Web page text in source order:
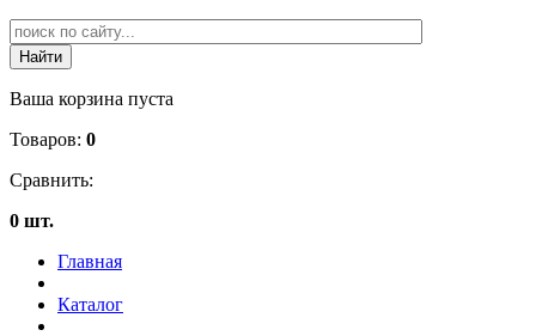
Ваша корзина пуста
Товаров: 0
Сравнить:
0 шт.
Главная
Каталог